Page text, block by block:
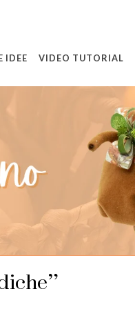
IDEE VIDEO TUTORIAL